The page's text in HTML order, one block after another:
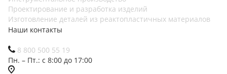
Проектирование и разработка изделий
Изготовление деталей из реактопластичных материалов
Наши контакты
8 800 500 55 19
Пн. – Пт.: с 8:00 до 17:00